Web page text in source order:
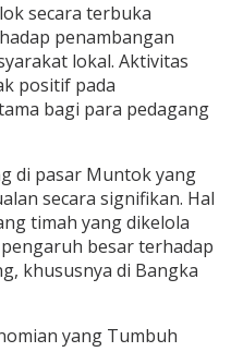
secara terbuka
penambangan
lokal. Aktivitas
positif pada
bagi para pedagang
di pasar Muntok yang
secara signifikan. Hal
timah yang dikelola
besar terhadap
khususnya di Bangka
yang Tumbuh